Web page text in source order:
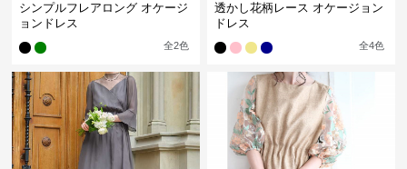
シンプルフレアロング オケージ
ョンドレス
全2色
透かし花柄レース オケージョン
ドレス
全4色